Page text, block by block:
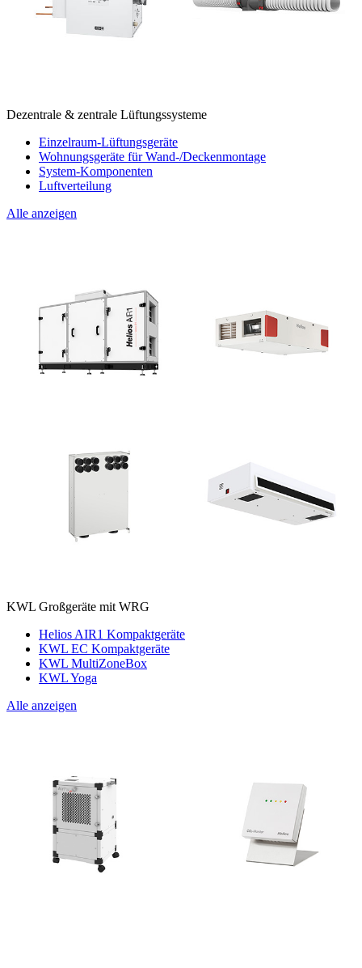
Dezentrale & zentrale Lüftungssysteme
Einzelraum-Lüftungsgeräte
Wohnungsgeräte für Wand-/Deckenmontage
System-Komponenten
Luftverteilung
Alle anzeigen
KWL Großgeräte mit WRG
Helios AIR1 Kompaktgeräte
KWL EC Kompaktgeräte
KWL MultiZoneBox
KWL Yoga
Alle anzeigen